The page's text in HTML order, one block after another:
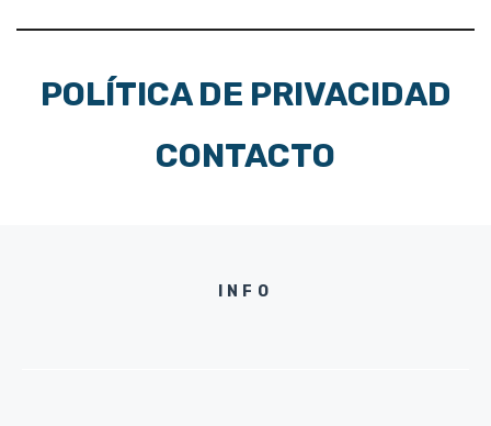
POLÍTICA DE PRIVACIDAD
CONTACTO
INFO